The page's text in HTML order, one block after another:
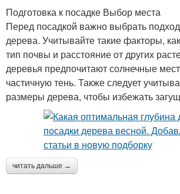
Подготовка к посадке Выбор места
Перед посадкой важно выбрать
дерева. Учитывайте такие факторы,
тип почвы и расстояние от других
деревья предпочитают солнечные
частичную тень. Также следует
размеры дерева, чтобы избежать
читать дальше →